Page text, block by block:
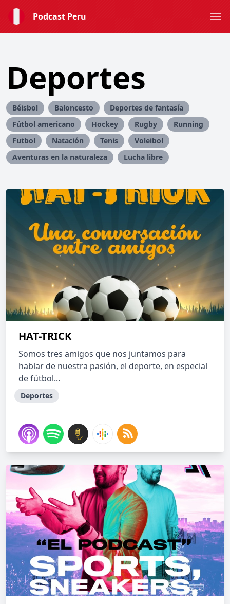
Podcast Peru
Deportes
Béisbol Baloncesto
Deportes de fantasía
Fútbol americano
Hockey Rugby
Running
Futbol
Natación Tenis
Voleibol
Aventuras en la naturaleza
Lucha libre
HAT-TRICK
Somos tres amigos que nos juntamos para
hablar de nuestra pasión, el deporte, en especial
de fútbol...
Deportes